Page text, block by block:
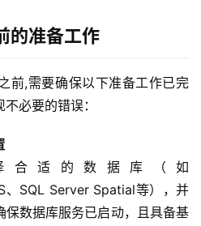
的准备工作
前,需要确保以下准备工作已完
必要的错误：
合适的数据库（如
、SQL Server Spatial等），并
保数据库服务已启动，且具备基